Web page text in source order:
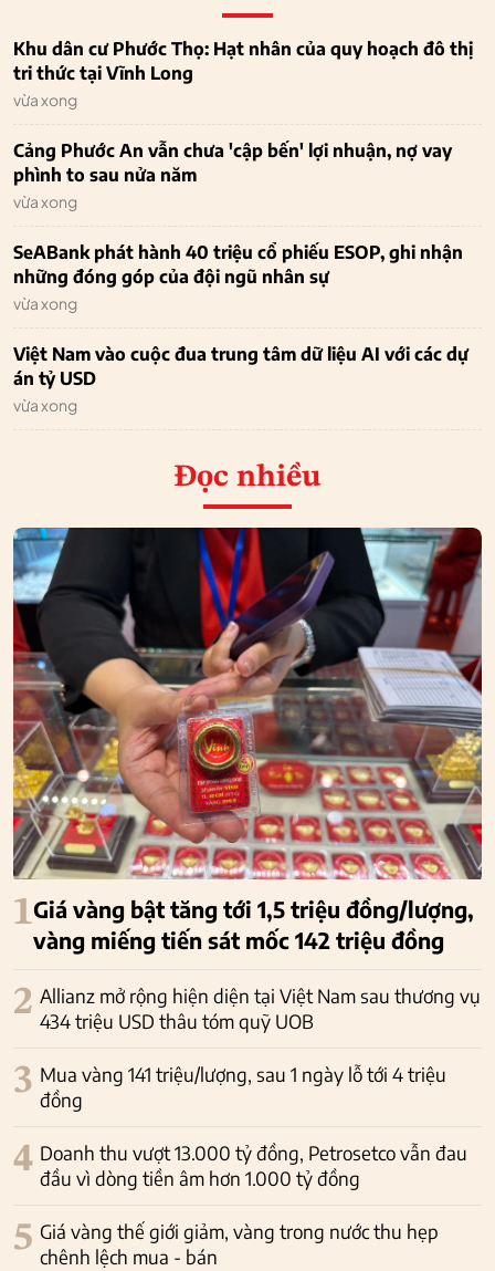
Khu dân cư Phước Thọ: Hạt nhân của quy hoạch đô thị
tri thức tại Vĩnh Long
vừa xong
Cảng Phước An vẫn chưa 'cập bến' lợi nhuận, nợ vay
phình to sau nửa năm
vừa xong
SeABank phát hành 40 triệu cổ phiếu ESOP, ghi nhận
những đóng góp của đội ngũ nhân sự
vừa xong
Việt Nam vào cuộc đua trung tâm dữ liệu AI với các dự
án tỷ USD
vừa xong
Đọc nhiều
1Giá vàng bật tăng tới 1,5 triệu đồng/lượng,
vàng miếng tiến sát mốc 142 triệu đồng
2 Allianz mở rộng hiện diện tại Việt Nam sau thương vụ
434 triệu USD thâu tóm quỹ UOB
3 Mua vàng 141 triệu/lượng, sau 1 ngày lỗ tới 4 triệu
đồng
4 Doanh thu vượt 13.000 tỷ đồng, Petrosetco vẫn đau
đầu vì dòng tiền âm hơn 1.000 tỷ đồng
5 Giá vàng thế giới giảm, vàng trong nước thu hẹp
chênh lệch mua - bán